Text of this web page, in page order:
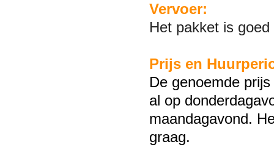
Vervoer:
Het pakket is
Prijs en
De genoemde
al op
maandagavond.
graag.